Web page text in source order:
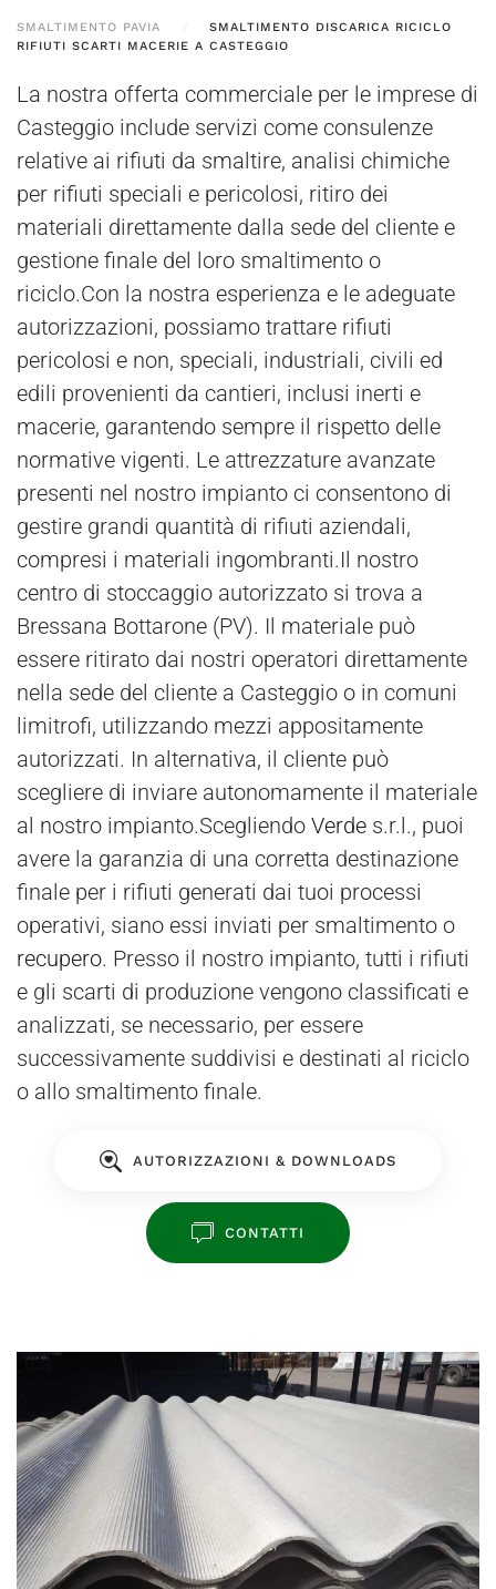
SMALTIMENTO PAVIA
SMALTIMENTO DISCARICA RICICLO
RIFIUTI SCARTI MACERIE A CASTEGGIO
La nostra offerta commerciale per le imprese di
Casteggio include servizi come consulenze
relative ai rifiuti da smaltire, analisi chimiche
per rifiuti speciali e pericolosi, ritiro dei
materiali direttamente dalla sede del cliente e
gestione finale del loro smaltimento o
riciclo.Con la nostra esperienza e le adeguate
autorizzazioni, possiamo trattare rifiuti
pericolosi e non, speciali, industriali, civili ed
edili provenienti da cantieri, inclusi inerti e
macerie, garantendo sempre il rispetto delle
normative vigenti. Le attrezzature avanzate
presenti nel nostro impianto ci consentono di
gestire grandi quantità di rifiuti aziendali,
compresi i materiali ingombranti.Il nostro
centro di stoccaggio autorizzato si trova a
Bressana Bottarone (PV). Il materiale può
essere ritirato dai nostri operatori direttamente
nella sede del cliente a Casteggio o in comuni
limitrofi, utilizzando mezzi appositamente
autorizzati. In alternativa, il cliente può
scegliere di inviare autonomamente il materiale
al nostro impianto.Scegliendo Verde s.r.l., puoi
avere la garanzia di una corretta destinazione
finale per i rifiuti generati dai tuoi processi
operativi, siano essi inviati per smaltimento o
recupero. Presso il nostro impianto, tutti i rifiuti
e gli scarti di produzione vengono classificati e
analizzati, se necessario, per essere
successivamente suddivisi e destinati al riciclo
o allo smaltimento finale.
AUTORIZZAZIONI & DOWNLOADS
CONTATTI